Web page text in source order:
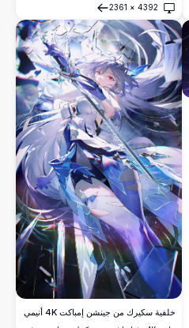
4392
×
2361
فتح
خلفية سكيرك من جينشن إمباكت 4K أنيمي